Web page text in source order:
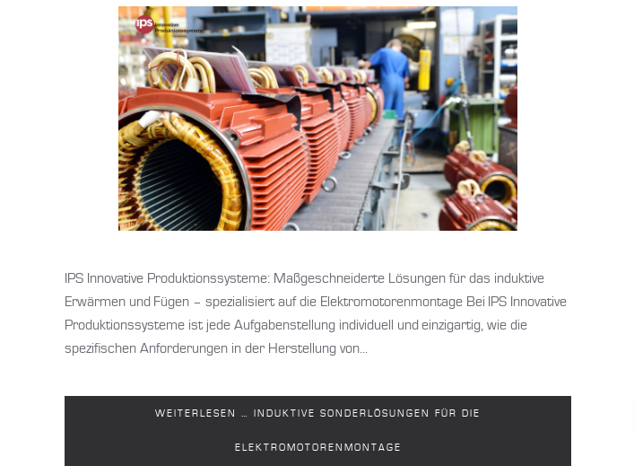
IPS Innovative Produktionssysteme: Maßgeschneiderte Lösungen für das induktive
Erwärmen und Fügen – spezialisiert auf die Elektromotorenmontage Bei IPS Innovative
Produktionssysteme ist jede Aufgabenstellung individuell und einzigartig, wie die
spezifischen Anforderungen in der Herstellung von...
WEITERLESEN … INDUKTIVE SONDERLÖSUNGEN FÜR DIE
ELEKTROMOTORENMONTAGE